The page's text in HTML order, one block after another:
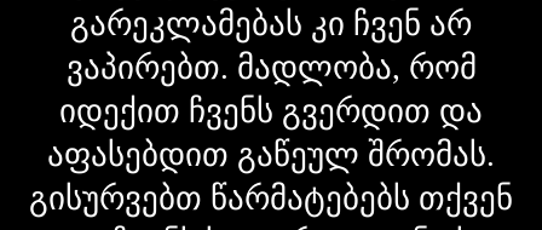
გარეკლამებას კი ჩვენ არ
ვაპირებთ. მადლობა, რომ
იდექით ჩვენს გვერდით და
აფასებდით გაწეულ შრომას.
გისურვებთ წარმატებებს თქვენ